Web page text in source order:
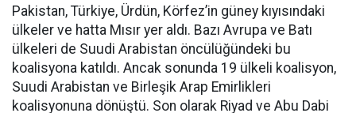
Pakistan, Türkiye, Ürdün, Körfez’in güney kıyısındaki
ülkeler ve hatta Mısır yer aldı. Bazı Avrupa ve Batı
ülkeleri de Suudi Arabistan öncülüğündeki bu
koalisyona katıldı. Ancak sonunda 19 ülkeli koalisyon,
Suudi Arabistan ve Birleşik Arap Emirlikleri
koalisyonuna dönüştü. Son olarak Riyad ve Abu Dabi